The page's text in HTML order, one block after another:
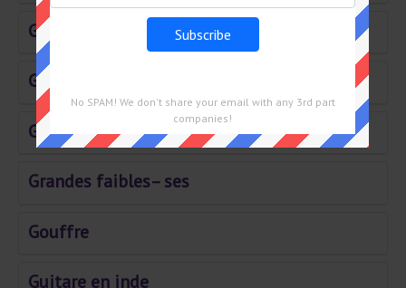
Gardât au secret
Génie des contes persans
Grand bazar venu de Galilée
Grandes faibles– ses
Gouffre
Guitare en inde
No SPAM! We don't share your email with any 3rd part
companies!